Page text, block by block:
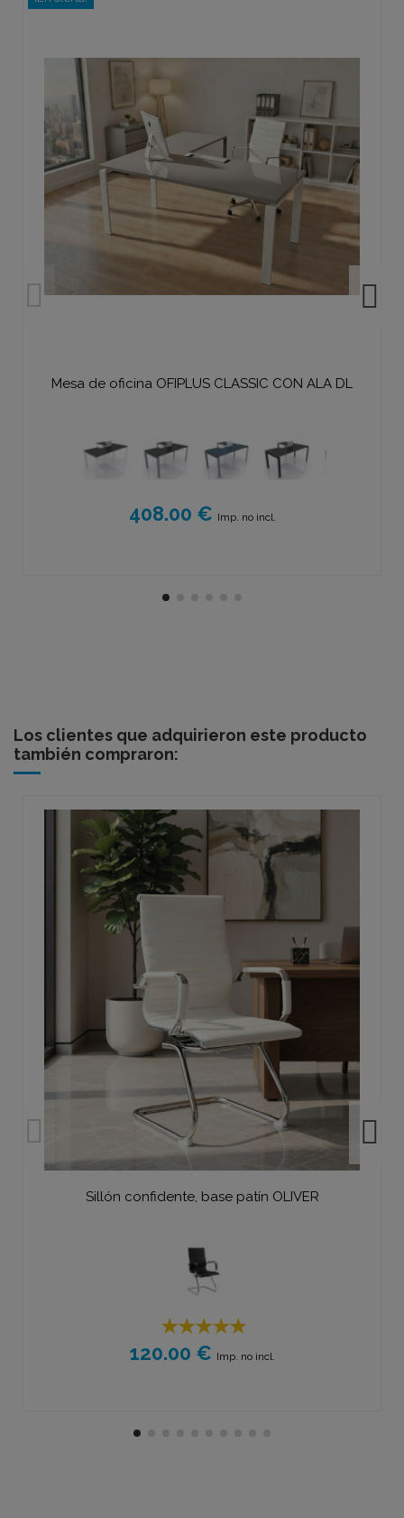
Mesa de oficina OFIPLUS CLASSIC CON ALA DL
408.00 € Imp. no incl.
Los clientes que adquirieron este producto
también compraron:
Sillón confidente, base patín OLIVER
120.00 € Imp. no incl.